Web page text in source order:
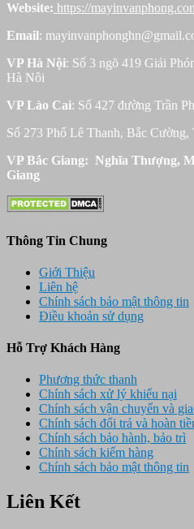
Website: https://
Email:
VP Hà Nội: Số 3 ngõ 419 Giải
Hà Nôi
VP Lào Cai: Số 427 đường Trần
Số 273 Phố Lê Thanh, Bắc Cường,
VP Bắc Giang: Nghĩa Thượng,
Giang
Thông Tin Chung
Giới Thiệu
Liên hệ
Chính sách bảo mật thông tin
Điều khoản sử dụng
Hỗ Trợ Khách Hàng
Phương thức thanh
Chính sách xử lý khiếu nại
Chính sách vận chuyển và
Chính sách đổi trả và hoàn
Chính sách bảo hành, bảo trì
Chính sách kiểm hàng
Chính sách bảo mật thông tin
Liên Kết